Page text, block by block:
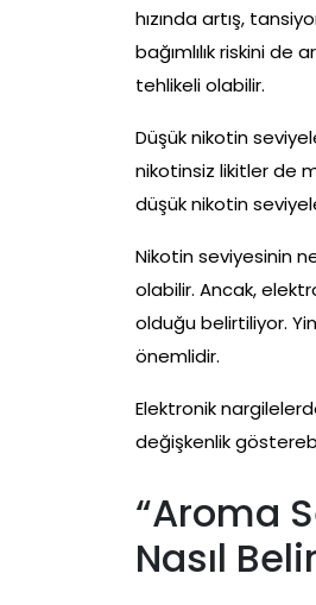
hızında artış,
bağımlılık riskini
tehlikeli olabilir.
Düşük nikotin
nikotinsiz likitler de
düşük nikotin
Nikotin seviyesinin
olabilir. Ancak,
olduğu belirtiliyor.
önemlidir.
Elektronik
değişkenlik
“Aroma
Nasıl